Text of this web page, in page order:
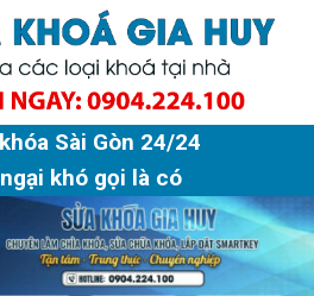
Sài Gòn 24/24
khó gọi là có